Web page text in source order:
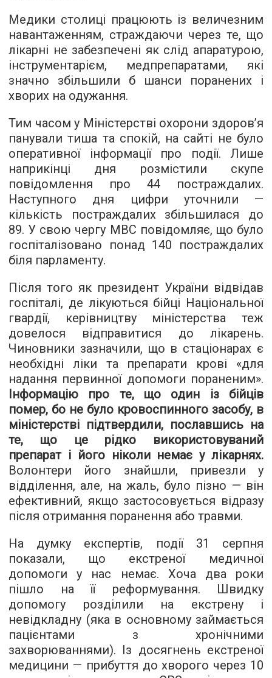
Медики столиці працюють із величезним
навантаженням, страждаючи через те, що
лікарні не забезпечені як слід апаратурою,
інструментарієм, медпрепаратами, які
значно збільшили б шанси поранених і
хворих на одужання.
Тим часом у Міністерстві охорони здоров’я
панували тиша та спокій, на сайті не було
оперативної інформації про події. Лише
наприкінці дня розмістили скупе
повідомлення про 44 постраждалих.
Наступного дня цифри уточнили —
кількість постраждалих збільшилася до
89. У свою чергу МВС повідомляє, що було
госпіталізовано понад 140 постраждалих
біля парламенту.
Після того як президент України відвідав
госпіталі, де лікуються бійці Національної
гвардії, керівництву міністерства теж
довелося відправитися до лікарень.
Чиновники зазначили, що в стаціонарах є
необхідні ліки та препарати крові «для
надання первинної допомоги пораненим».
Інформацію про те, що один із бійців
помер, бо не було кровоспинного засобу, в
міністерстві підтвердили, пославшись на
те, що це рідко використовуваний
препарат і його ніколи немає у лікарнях.
Волонтери його знайшли, привезли у
відділення, але, на жаль, було пізно — він
ефективний, якщо застосовується відразу
після отримання поранення або травми.
На думку експертів, події 31 серпня
показали, що екстреної медичної
допомоги у нас немає. Хоча два роки
пішло на її реформування. Швидку
допомогу розділили на екстрену і
невідкладну (яка в основному займається
пацієнтами з хронічними
захворюваннями). Із досягнень екстреної
медицини — прибуття до хворого через 10